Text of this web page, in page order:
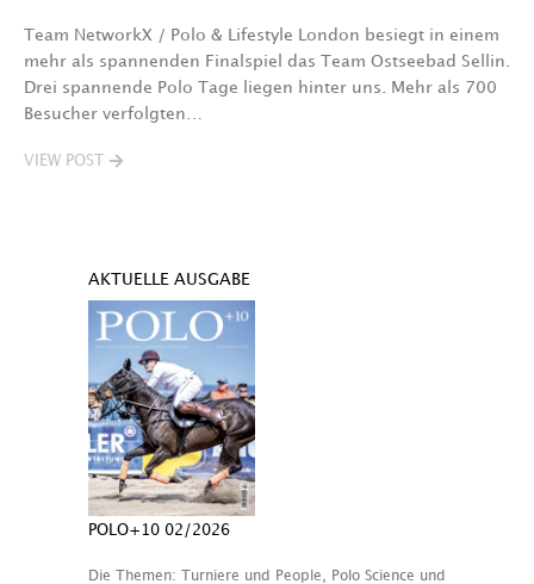
Team NetworkX / Polo & Lifestyle London besiegt in einem
mehr als spannenden Finalspiel das Team Ostseebad Sellin.
Drei spannende Polo Tage liegen hinter uns. Mehr als 700
Besucher verfolgten…
VIEW POST
AKTUELLE AUSGABE
POLO+10 02/2026
Die Themen: Turniere und People, Polo Science und